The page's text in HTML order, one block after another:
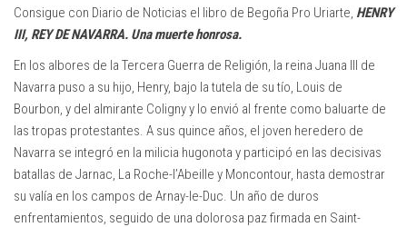
Consigue con Diario de Noticias el libro de Begoña Pro Uriarte, HENRY
III, REY DE NAVARRA. Una muerte honrosa.
En los albores de la Tercera Guerra de Religión, la reina Juana III de
Navarra puso a su hijo, Henry, bajo la tutela de su tío, Louis de
Bourbon, y del almirante Coligny y lo envió al frente como baluarte de
las tropas protestantes. A sus quince años, el joven heredero de
Navarra se integró en la milicia hugonota y participó en las decisivas
batallas de Jarnac, La Roche-l’Abeille y Moncontour, hasta demostrar
su valía en los campos de Arnay-le-Duc. Un año de duros
enfrentamientos, seguido de una dolorosa paz firmada en Saint-